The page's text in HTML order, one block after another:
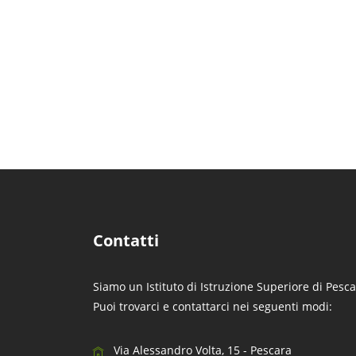
Contatti
Siamo un Istituto di Istruzione Superiore di
Puoi trovarci e contattarci nei seguenti modi:
Via Alessandro Volta, 15 - Pescara